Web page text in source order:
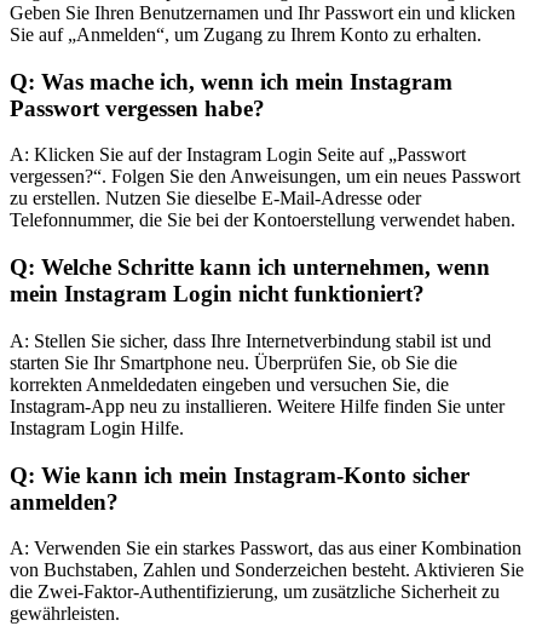
Geben Sie Ihren Benutzernamen und Ihr Passwort ein und klicken
Sie auf „Anmelden“, um Zugang zu Ihrem Konto zu erhalten.
Q: Was mache ich, wenn ich mein Instagram
Passwort vergessen habe?
A: Klicken Sie auf der Instagram Login Seite auf „Passwort
vergessen?“. Folgen Sie den Anweisungen, um ein neues Passwort
zu erstellen. Nutzen Sie dieselbe E-Mail-Adresse oder
Telefonnummer, die Sie bei der Kontoerstellung verwendet haben.
Q: Welche Schritte kann ich unternehmen, wenn
mein Instagram Login nicht funktioniert?
A: Stellen Sie sicher, dass Ihre Internetverbindung stabil ist und
starten Sie Ihr Smartphone neu. Überprüfen Sie, ob Sie die
korrekten Anmeldedaten eingeben und versuchen Sie, die
Instagram-App neu zu installieren. Weitere Hilfe finden Sie unter
Instagram Login Hilfe.
Q: Wie kann ich mein Instagram-Konto sicher
anmelden?
A: Verwenden Sie ein starkes Passwort, das aus einer Kombination
von Buchstaben, Zahlen und Sonderzeichen besteht. Aktivieren Sie
die Zwei-Faktor-Authentifizierung, um zusätzliche Sicherheit zu
gewährleisten.